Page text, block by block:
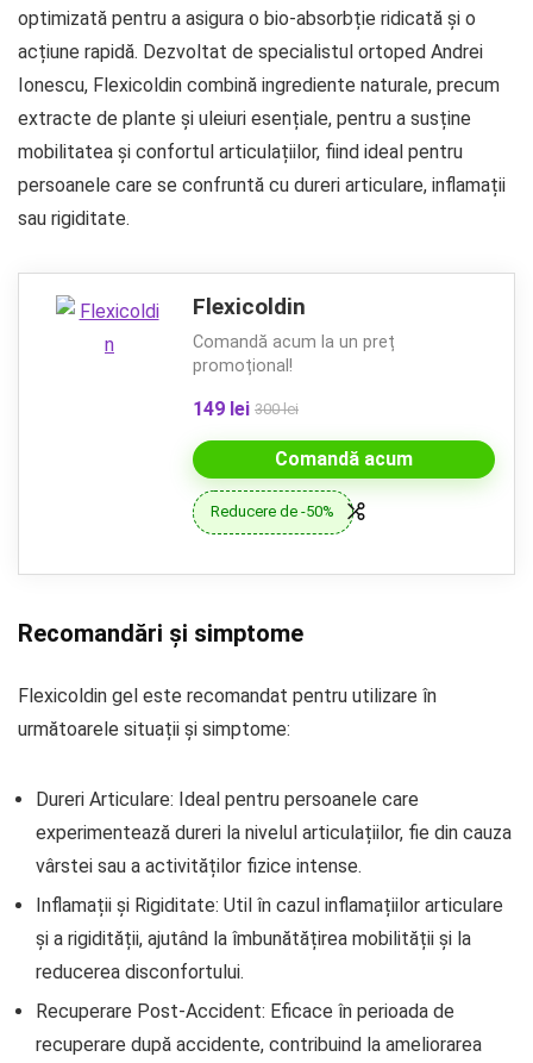
optimizată pentru a asigura o bio-absorbție ridicată și o
acțiune rapidă. Dezvoltat de specialistul ortoped Andrei
Ionescu, Flexicoldin combină ingrediente naturale, precum
extracte de plante și uleiuri esențiale, pentru a susține
mobilitatea și confortul articulațiilor, fiind ideal pentru
persoanele care se confruntă cu dureri articulare, inflamații
sau rigiditate.
Flexicoldin
Comandă acum la un preț
promoțional!
149 lei 300 lei
Comandă acum
Reducere de -50%
Recomandări și simptome
Flexicoldin gel este recomandat pentru utilizare în
următoarele situații și simptome:
Dureri Articulare: Ideal pentru persoanele care
experimentează dureri la nivelul articulațiilor, fie din cauza
vârstei sau a activităților fizice intense.
Inflamații și Rigiditate: Util în cazul inflamațiilor articulare
și a rigidității, ajutând la îmbunătățirea mobilității și la
reducerea disconfortului.
Recuperare Post-Accident: Eficace în perioada de
recuperare după accidente, contribuind la ameliorarea